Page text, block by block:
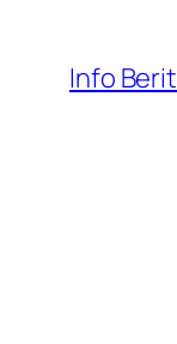
content
Info